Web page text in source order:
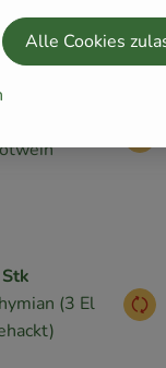
(3 El
Alle Cookies